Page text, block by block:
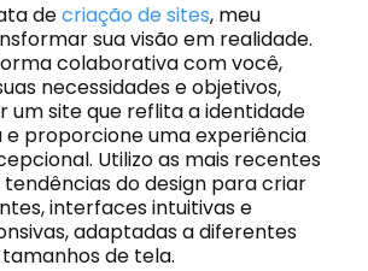
decriação de sites, meu
sua visão em realidade.
colaborativa com você,
necessidades e objetivos,
um site que reflita a identidade
e proporcione uma experiência
Utilizo as mais recentes
do design para criar
interfaces intuitivas e
adaptadas a diferentes
de tela.